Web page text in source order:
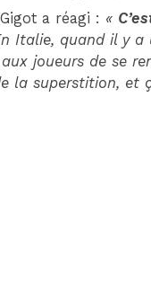
a réagi : «
Italie, quand il y a
joueurs de se
la superstition, et